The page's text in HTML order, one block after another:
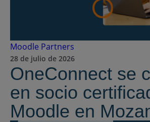
Moodle Partners
28 de julio de 2026
OneConnect se
en socio
Moodle en